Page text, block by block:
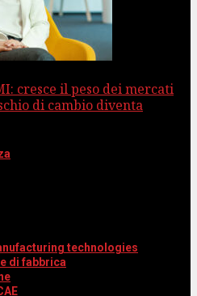
cresce il peso dei mercati
di cambio diventa
technologies
di fabbrica